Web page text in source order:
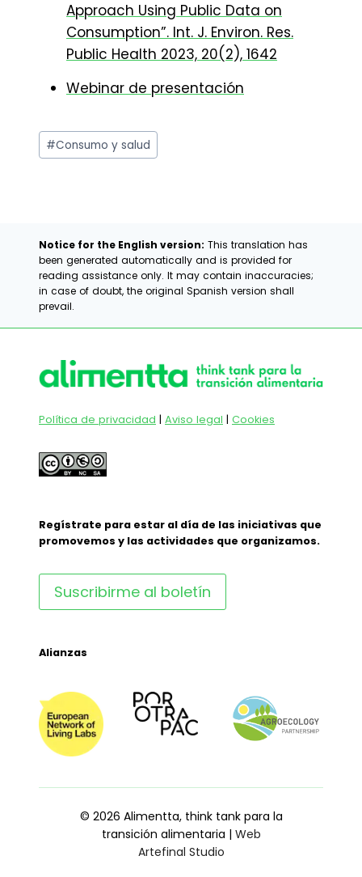
Approach Using Public Data on
Consumption”. Int. J. Environ. Res.
Public Health 2023, 20(2), 1642
Webinar de presentación
Etiquetas
de
#Consumo y salud
Notice for the English version: This translation has
been generated automatically and is provided for
reading assistance only. It may contain inaccuracies;
in case of doubt, the original Spanish version shall
prevail.
Política de privacidad | Aviso legal | Cookies
Regístrate para estar al día de las iniciativas que
promovemos y las actividades que organizamos.
Suscribirme al boletín
Alianzas
© 2026 Alimentta, think tank para la
transición alimentaria | Web
Artefinal Studio